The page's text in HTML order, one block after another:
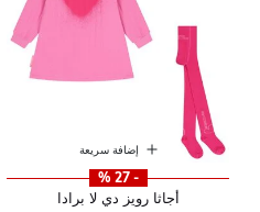
إضافة سريعة
- 27 %
أجاثا رويز دي لا برادا